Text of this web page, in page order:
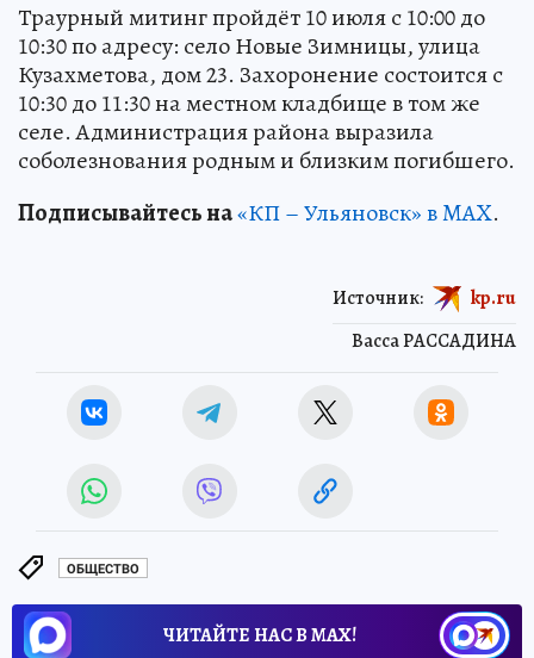
Траурный митинг пройдёт 10 июля с 10:00 до
10:30 по адресу: село Новые Зимницы, улица
Кузахметова, дом 23. Захоронение состоится с
10:30 до 11:30 на местном кладбище в том же
селе. Администрация района выразила
соболезнования родным и близким погибшего.
Подписывайтесь на«КП – Ульяновск» в MAX.
Васса РАССАДИНА
Источник: kp.ru
ОБЩЕСТВО
ЧИТАЙТЕ НАС В МАХ!